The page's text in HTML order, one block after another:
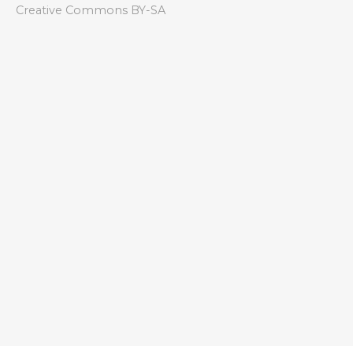
Creative Commons BY-SA